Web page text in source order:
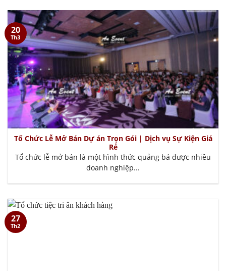
Tổ Chức Lễ Mở Bán Dự án Trọn Gói | Dịch vụ Sự Kiện Giá
Rẻ
Tổ chức lễ mở bán là một hình thức quảng bá được nhiều
doanh nghiệp...
20
Th3
27
Th2